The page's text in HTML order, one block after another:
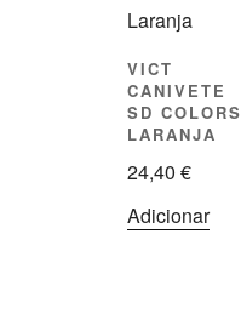
VICT
CANIVETE
SD COLORS
LARANJA
24,40 €
Adicionar